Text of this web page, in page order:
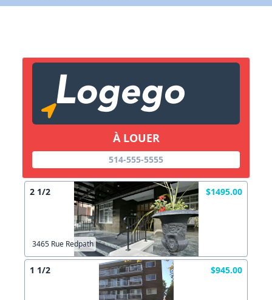
À LOUER
514-555-5555
2 1/2 $1495.00
3465 Rue Redpath
1 1/2 $945.00
X Fermer
Lien vers inscription (sera inclus dans courriel)
Copier lien
X Fermer Envoyez